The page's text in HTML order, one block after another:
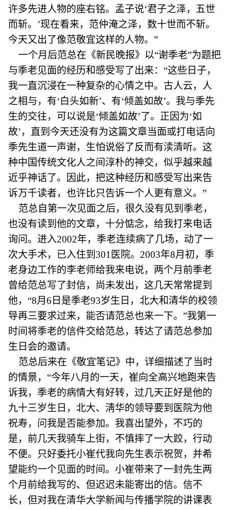
许多先进人物的座右铭。孟子说‘君子之泽，五世
而斩。’现在看来，范仲淹之泽，数十世而不斩。
今天又出了像范敬宜这样的人物。”
一个月后范总在《新民晚报》以“谢季老”为题把
与季老见面的经历和感受写了出来：“这些日子，
我一直沉浸在一种复杂的心情之中。古人云，人
之相与，有‘白头如新’、有‘倾盖如故’。我与季先
生的交往，可以说是‘倾盖如故’了。正因为‘如
故’，直到今天还没有为这篇文章当面或打电话向
季先生道一声谢，生怕说俗了反而有渎清听。这
种中国传统文化人之间淳朴的神交，似乎越来越
近乎神话了。因此，把这种经历和感受写出来告
诉万千读者，也许比只告诉一个人更有意义。”
范总自第一次见面之后，很久没有见到季老，
也没有读到他的文章，十分惦念，给我打来电话
询问。进入2002年，季老连续病了几场，动了一
次大手术，已入住到301医院。2003年8月初，季
老身边工作的李老师给我来电说，两个月前季老
曾给范总写了封信，尚未发出，这几天常常提到
他，“8月6日是季老93岁生日，北大和清华的校领
导再三要求过来，能否请范总也来一下。”我第一
时间将季老的信件交给范总，转达了请范总参加
生日会的邀请。
范总后来在《敬宜笔记》中，详细描述了当时
的情景，“今年八月的一天，崔向全高兴地跑来告
诉我，季老的病情大有好转，过几天正好是他的
九十三岁生日，北大、淸华的领导要到医院为他
祝寿，问我是否能参加。我喜出望外，不巧的
是，前几天我骑车上街，不慎摔了一大跤，行动
不便。只好委托小崔代我向先生表示祝贺，并希
望能约一个见面的时间。小崔带来了一封先生两
个月前给我写的、但迟迟未能寄出的信。信不
长，但对我在清华大学新闻与传播学院的讲课表